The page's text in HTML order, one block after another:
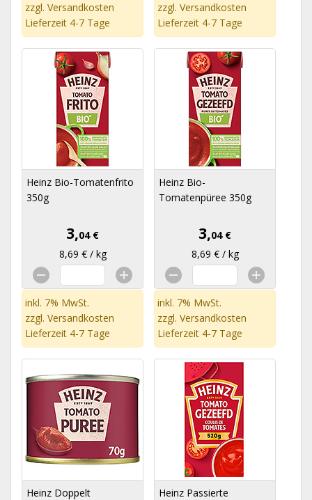
zzgl. Versandkosten
Lieferzeit 4-7 Tage
zzgl. Versandkosten
Lieferzeit 4-7 Tage
Heinz Bio-Tomatenfrito
350g
3,04 €
8,69 € / kg
inkl. 7% MwSt.
zzgl. Versandkosten
Lieferzeit 4-7 Tage
Heinz Bio-
Tomatenpüree 350g
3,04 €
8,69 € / kg
inkl. 7% MwSt.
zzgl. Versandkosten
Lieferzeit 4-7 Tage
Heinz Doppelt
Heinz Passierte